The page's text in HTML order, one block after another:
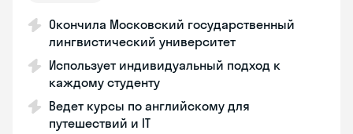
Окончила Московский государственный
лингвистический университет
Использует индивидуальный подход к
каждому студенту
Ведет курсы по английскому для
путешествий и IT